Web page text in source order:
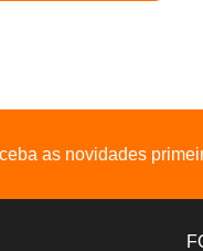
as novidades